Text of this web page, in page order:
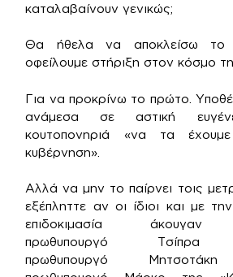
καταλαβαίνουν γενικώς;
Θα ήθελα να αποκλείσω το
οφείλουμε στήριξη στον κόσμο
Για να προκρίνω το πρώτο.
ανάμεσα σε αστική
κουτοπονηριά «να τα
κυβέρνηση».
Αλλά να μην το παίρνει τοις
εξέπληττε αν οι ίδιοι και με
επιδοκιμασία
πρωθυπουργό
πρωθυπουργό